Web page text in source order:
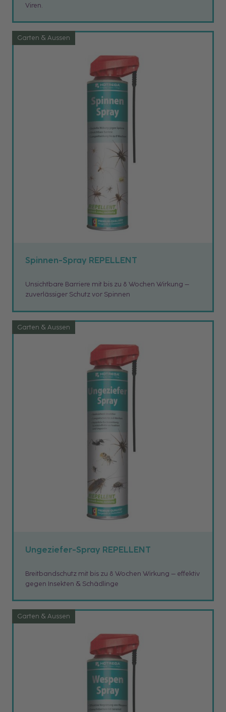
Viren.
Garten & Aussen
Spinnen-Spray REPELLENT
Unsichtbare Barriere mit bis zu 8 Wochen Wirkung –
zuverlässiger Schutz vor Spinnen
Garten & Aussen
Ungeziefer-Spray REPELLENT
Breitbandschutz mit bis zu 8 Wochen Wirkung – effektiv
gegen Insekten & Schädlinge
Garten & Aussen